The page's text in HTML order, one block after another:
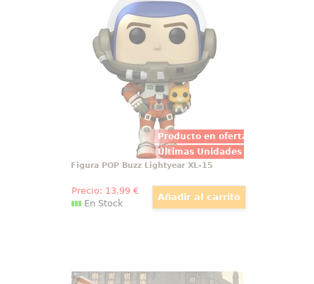
Producto en oferta
Últimas Unidades
Un destello de aventura galáctica
aterriza en tu estantería con la
Figura POP Disney?Pixar Lightyear
Buzz?Lightyear XL-15 de 9?cm,
diseñada en vinilo de alta
resistencia para capturar cada
detalle de su traje espacial
Figura POP Buzz Lightyear XL-15
Precio: 13,99€
En Stock
Varita Helmut Ollivanders